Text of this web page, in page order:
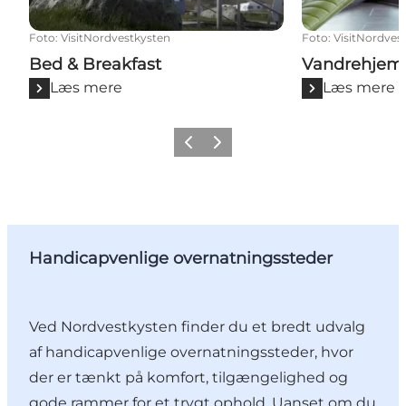
Foto: VisitNordvestkysten
Bed & Breakfast
Læs mere
Foto:
Vandrehjem
Læs mere
ForrigeNæste
Handicapvenlige overnatningssteder
Ved Nordvestkysten finder du et bredt udvalg
af handicapvenlige overnatningssteder, hvor
der er tænkt på komfort, tilgængelighed og